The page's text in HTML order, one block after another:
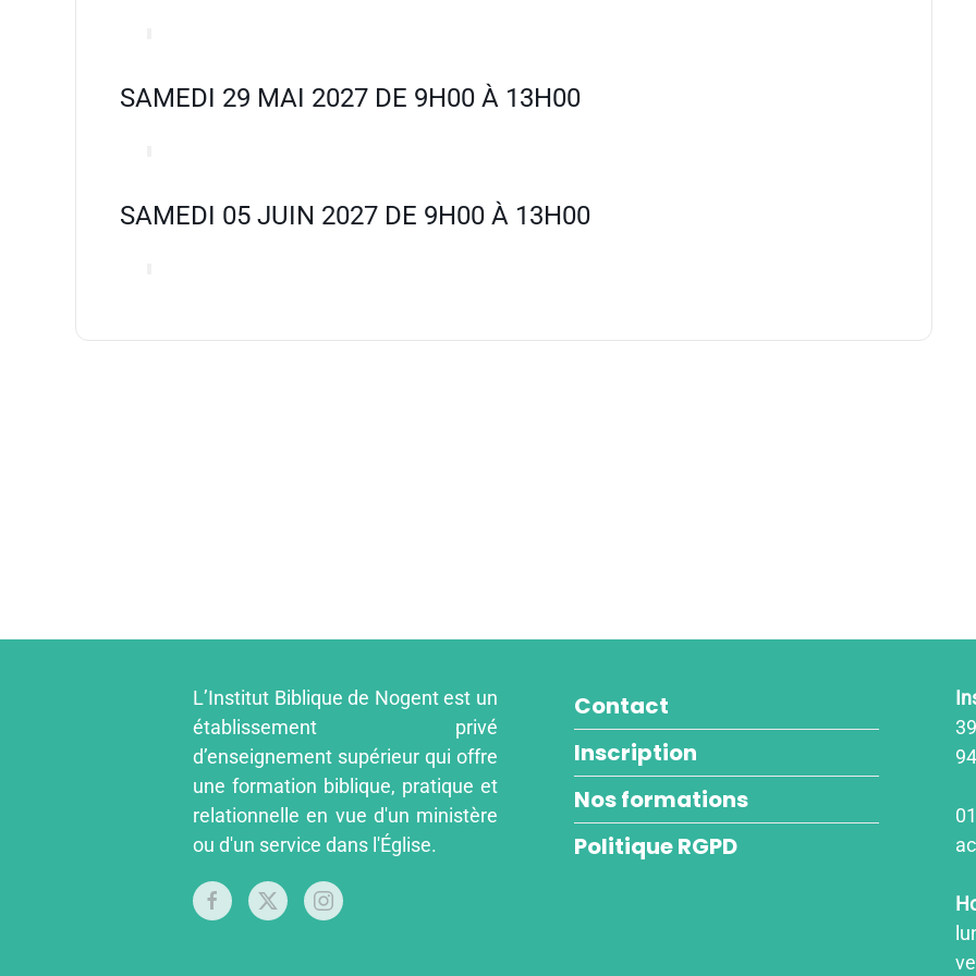
SAMEDI 29 MAI 2027 DE 9H00 À 13H00
SAMEDI 05 JUIN 2027 DE 9H00 À 13H00
L’Institut Biblique de Nogent est un
établissement privé
d’enseignement supérieur qui offre
une formation biblique, pratique et
relationnelle en vue d'un ministère
ou d'un service dans l'Église.
Contact
Inscription
Nos formations
Politique RGPD